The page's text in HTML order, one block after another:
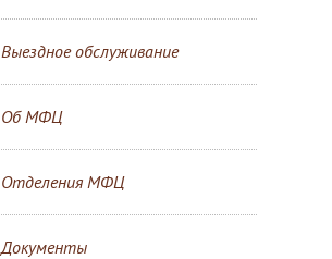
Выездное обслуживание
Об МФЦ
Отделения МФЦ
Документы